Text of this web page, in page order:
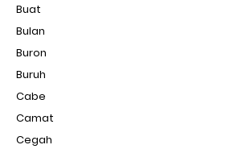
Buat
Bulan
Buron
Buruh
Cabe
Camat
Cegah